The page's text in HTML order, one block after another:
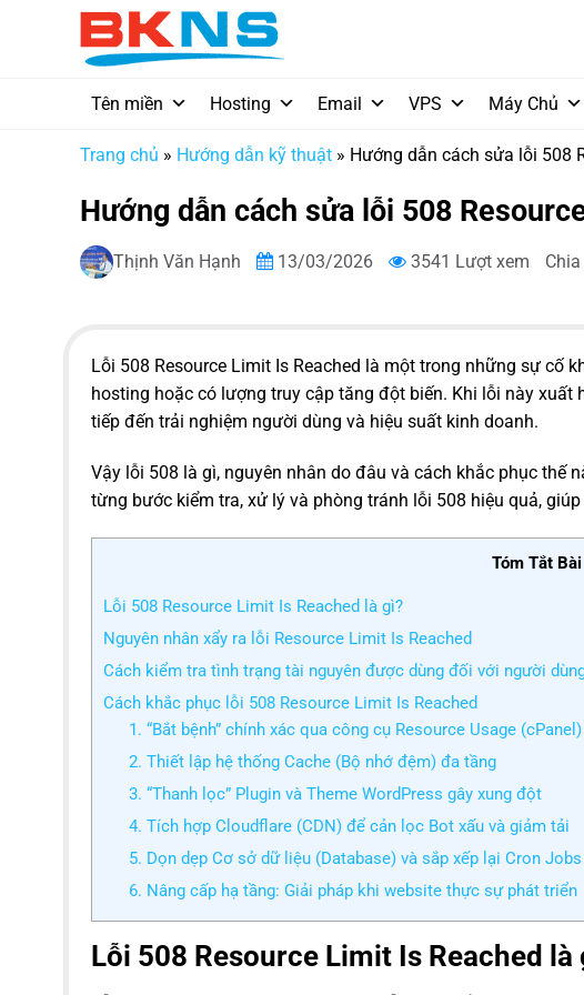
Tên miền Hosting Email VPS Máy Chủ
Trang chủ » Hướng dẫn kỹ thuật » Hướng dẫn cách sửa lỗi 508
Hướng dẫn cách sửa lỗi 508
Thịnh Văn Hạnh 13/03/2026 3541 Lượt xem
Lỗi 508 Resource Limit Is Reached là một trong những sự cố
hosting hoặc có lượng truy cập tăng đột biến. Khi lỗi này
tiếp đến trải nghiệm người dùng và hiệu suất kinh doanh.
Vậy lỗi 508 là gì, nguyên nhân do đâu và cách khắc phục thế
từng bước kiểm tra, xử lý và phòng tránh lỗi 508 hiệu quả,
Tóm Tắt
Lỗi 508 Resource Limit Is Reached là gì?
Nguyên nhân xẩy ra lỗi Resource Limit Is Reached
Cách kiểm tra tình trạng tài nguyên được dùng đối với người
Cách khắc phục lỗi 508 Resource Limit Is Reached
1. “Bắt bệnh” chính xác qua công cụ Resource Usage (cPanel)
2. Thiết lập hệ thống Cache (Bộ nhớ đệm) đa tầng
3. “Thanh lọc” Plugin và Theme WordPress gây xung đột
4. Tích hợp Cloudflare (CDN) để cản lọc Bot xấu và giảm tải
5. Dọn dẹp Cơ sở dữ liệu (Database) và sắp xếp lại Cron Jobs
6. Nâng cấp hạ tầng: Giải pháp khi website thực sự phát triển
Lỗi 508 Resource Limit Is Reached là